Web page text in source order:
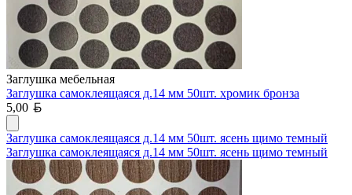
Заглушка мебельная
Заглушка самоклеящаяся д.14 мм 50шт. хромик бронза
5,00
Заглушка самоклеящаяся д.14 мм 50шт. ясень щимо темный
Заглушка самоклеящаяся д.14 мм 50шт. ясень щимо темный